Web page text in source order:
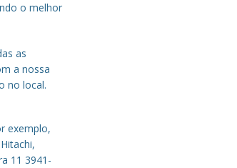
o melhor
as
a nossa
no local.
exemplo,
11 3941-